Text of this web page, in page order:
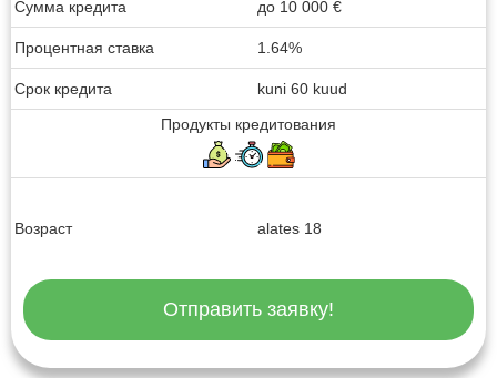
Сумма кредита до 10 000 €
Процентная ставка 1.64%
Срок кредита
kuni 60 kuud
Продукты кредитования
Возраст alates 18
Отправить заявку!